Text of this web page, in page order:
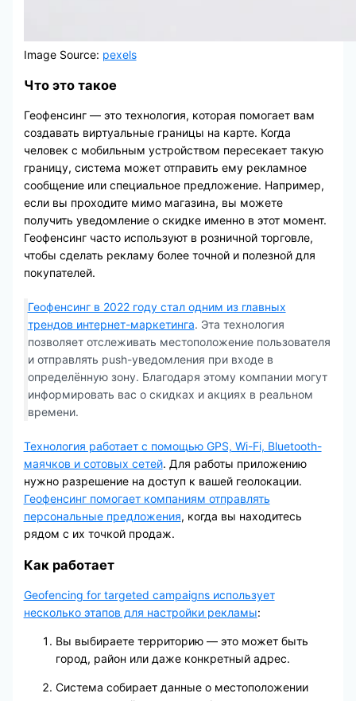
Image Source: pexels
Что это такое
Геофенсинг — это технология, которая помогает вам
создавать виртуальные границы на карте. Когда
человек с мобильным устройством пересекает такую
границу, система может отправить ему рекламное
сообщение или специальное предложение. Например,
если вы проходите мимо магазина, вы можете
получить уведомление о скидке именно в этот момент.
Геофенсинг часто используют в розничной торговле,
чтобы сделать рекламу более точной и полезной для
покупателей.
Геофенсинг в 2022 году стал одним из главных
трендов интернет-маркетинга. Эта технология
позволяет отслеживать местоположение пользователя
и отправлять push-уведомления при входе в
определённую зону. Благодаря этому компании могут
информировать вас о скидках и акциях в реальном
времени.
Технология работает с помощью GPS, Wi-Fi, Bluetooth-
маячков и сотовых сетей. Для работы приложению
нужно разрешение на доступ к вашей геолокации.
Геофенсинг помогает компаниям отправлять
персональные предложения, когда вы находитесь
рядом с их точкой продаж.
Как работает
Geofencing for targeted campaigns использует
несколько этапов для настройки рекламы:
Вы выбираете территорию — это может быть
город, район или даже конкретный адрес.
Система собирает данные о местоположении